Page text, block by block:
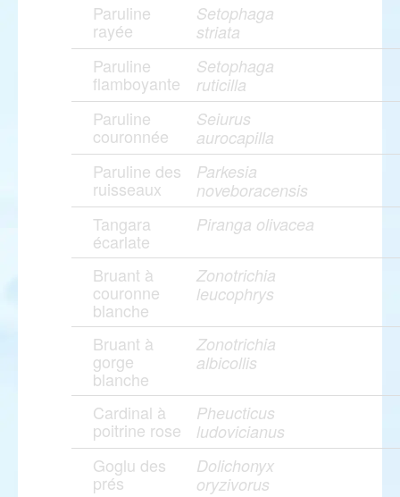
Paruline
rayée
Setophaga
striata
Paruline
flamboyante
Setophaga
ruticilla
Paruline
couronnée
Seiurus
aurocapilla
Paruline des
ruisseaux
Parkesia
noveboracensis
Tangara
écarlate
Piranga olivacea
Bruant à
couronne
blanche
Zonotrichia
leucophrys
Bruant à
gorge
blanche
Zonotrichia
albicollis
Cardinal à
poitrine rose
Pheucticus
ludovicianus
Goglu des
prés
Dolichonyx
oryzivorus